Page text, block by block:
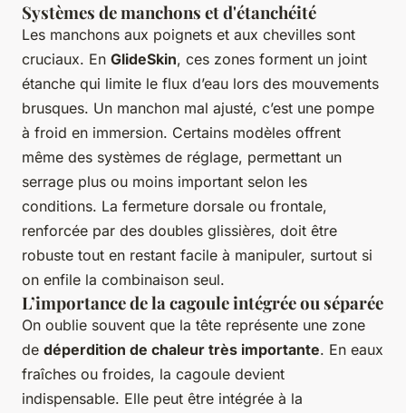
Systèmes de manchons et d'étanchéité
Les manchons aux poignets et aux chevilles sont
cruciaux. En GlideSkin, ces zones forment un joint
étanche qui limite le flux d’eau lors des mouvements
brusques. Un manchon mal ajusté, c’est une pompe
à froid en immersion. Certains modèles offrent
même des systèmes de réglage, permettant un
serrage plus ou moins important selon les
conditions. La fermeture dorsale ou frontale,
renforcée par des doubles glissières, doit être
robuste tout en restant facile à manipuler, surtout si
on enfile la combinaison seul.
L’importance de la cagoule intégrée ou séparée
On oublie souvent que la tête représente une zone
de déperdition de chaleur très importante. En eaux
fraîches ou froides, la cagoule devient
indispensable. Elle peut être intégrée à la